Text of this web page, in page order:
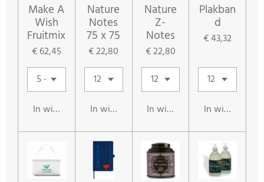
Make A
Wish
Fruitmix
€ 62,45
In winkelwagen
Nature
Notes
75 x 75
€ 22,80
In winkelwagen
Nature
Z-
Notes
€ 22,80
In winkelwagen
Plakban
d
€ 43,32
In